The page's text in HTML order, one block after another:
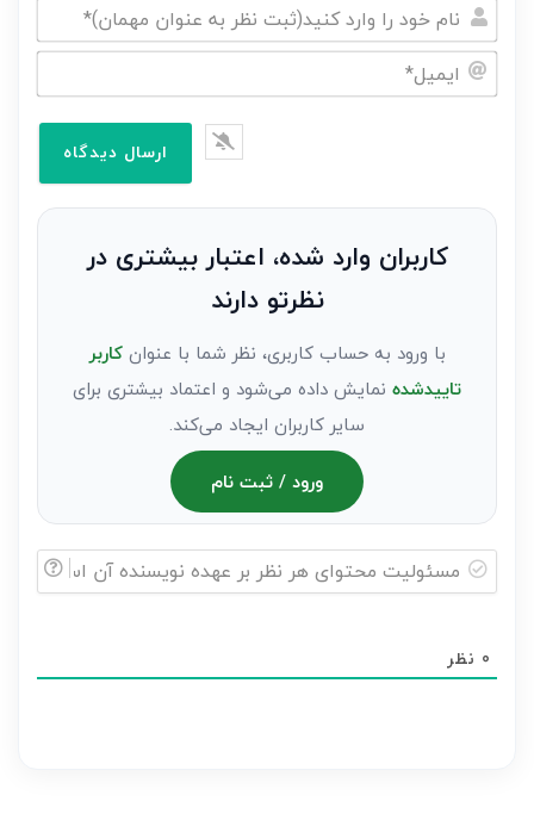
نام
خود
نظر
کاربران وارد شده، اعتبار بیشتری در
نظرتو دارند
با ورود به حساب کاربری، نظر شما با عنوانکاربر
تاییدشده نمایش داده می‌شود و اعتماد بیشتری برای
سایر کاربران ایجاد می‌کند.
ورود / ثبت نام
هر
0 نظر